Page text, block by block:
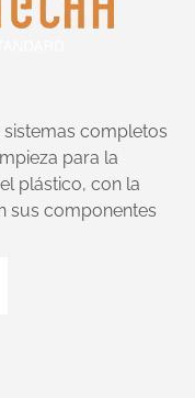
sistemas completos
para la
plástico, con la
sus componentes